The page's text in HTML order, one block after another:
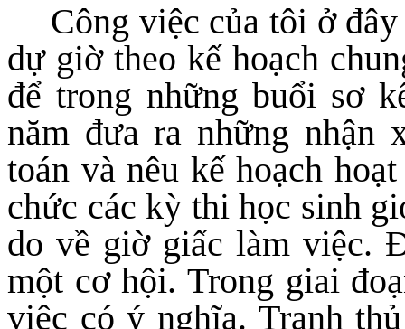
Công việc của tôi ở
dự giờ theo kế hoạch
để trong những buổi sơ
năm đưa ra những nhận
toán và nêu kế hoạch
chức các kỳ thi học sinh
do về giờ giấc làm việc.
một cơ hội. Trong giai
việc có ý nghĩa. Tranh